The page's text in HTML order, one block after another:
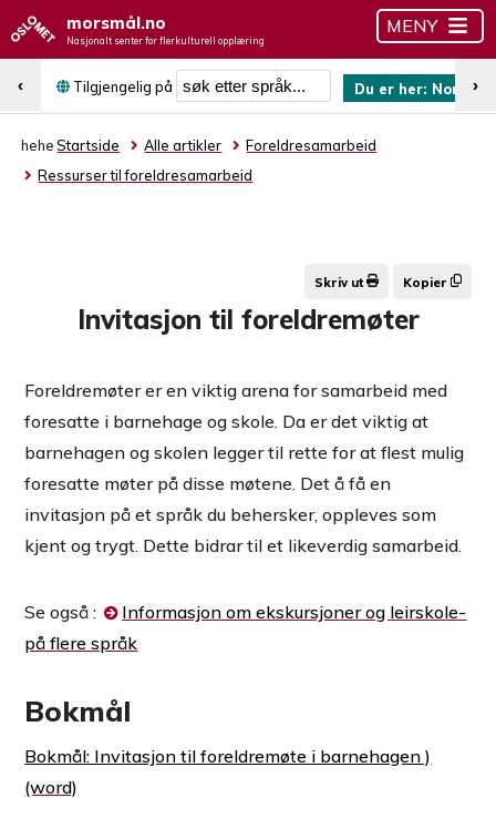
morsmål.no
Nasjonalt senter for flerkulturell opplæring
MENY
Tilgjengelig på
Søk etter språk
Du er her: Norsk
‹ ›
hehe Startside Alle artikler
Foreldresamarbeid
Ressurser til foreldresamarbeid
Skriv ut Kopier
Invitasjon til foreldremøter
Foreldremøter er en viktig arena for samarbeid med
foresatte i barnehage og skole. Da er det viktig at
barnehagen og skolen legger til rette for at flest mulig
foresatte møter på disse møtene. Det å få en
invitasjon på et språk du behersker, oppleves som
kjent og trygt. Dette bidrar til et likeverdig samarbeid.
Se også :
Informasjon om ekskursjoner og leirskole-
på flere språk
Bokmål
Bokmål: Invitasjon til foreldremøte i barnehagen )